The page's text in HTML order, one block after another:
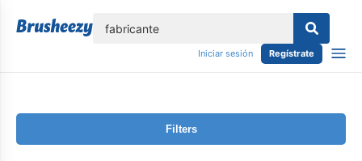
Iniciar sesión Regístrate
Filters